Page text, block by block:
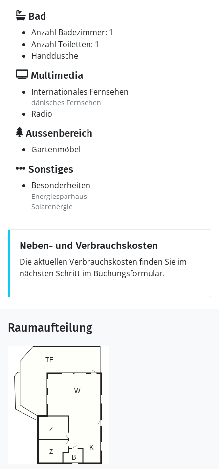
Bad
Anzahl Badezimmer: 1
Anzahl Toiletten: 1
Handdusche
Multimedia
Internationales Fernsehen
dänisches Fernsehen
Radio
Aussenbereich
Gartenmöbel
Sonstiges
Besonderheiten
Energiesparhaus
Solarenergie
Neben- und Verbrauchskosten
Die aktuellen Verbrauchskosten finden Sie im
nächsten Schritt im Buchungsformular.
Raumaufteilung